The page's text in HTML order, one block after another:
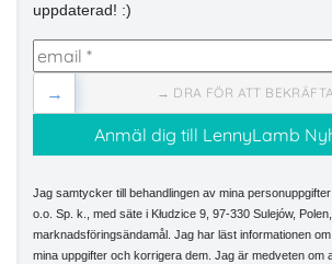
uppdaterad! :)
→ DRA FÖR ATT BEKRÄFTA
→
Jag samtycker till behandlingen av mina
o.o. Sp. k., med säte i Kłudzice 9, 97-330 Sulejów,
marknadsföringsändamål. Jag har läst informationen om
mina uppgifter och korrigera dem. Jag är medveten om